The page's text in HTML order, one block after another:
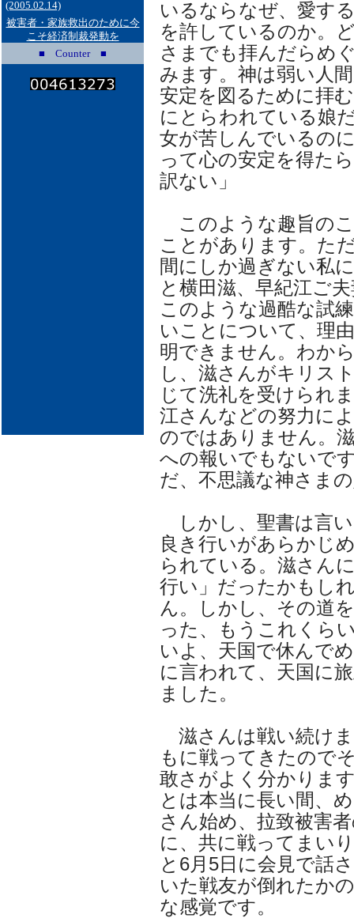
(2005.02.14)
被害者・家族救出のために今
こそ経済制裁発動を
■ Counter ■
いるならなぜ、愛す
を許しているのか。
さまでも拝んだらめ
みます。神は弱い人
安定を図るために拝
にとらわれている娘
女が苦しんでいるの
って心の安定を得た
訳ない」
このような趣旨の
ことがあります。た
間にしか過ぎない私
と横田滋、早紀江ご
このような過酷な試
いことについて、理
明できません。わか
し、滋さんがキリス
じて洗礼を受けられ
江さんなどの努力に
のではありません。
への報いでもないで
だ、不思議な神さま
しかし、聖書は言
良き行いがあらかじ
られている。滋さん
行い」だったかもし
ん。しかし、その道
った、もうこれくら
いよ、天国で休んで
に言われて、天国に
ました。
滋さんは戦い続け
もに戦ってきたので
敢さがよく分かりま
とは本当に長い間、
さん始め、拉致被害
に、共に戦ってまい
と6月5日に会見で話
いた戦友が倒れたか
な感覚です。